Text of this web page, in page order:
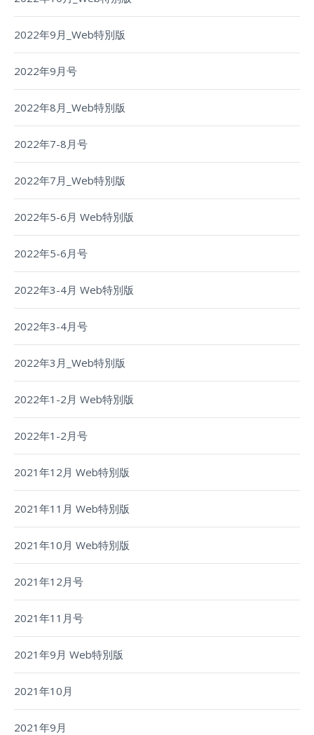
2022年9月_Web特別版
2022年9月号
2022年8月_Web特別版
2022年7-8月号
2022年7月_Web特別版
2022年5-6月 Web特別版
2022年5-6月号
2022年3-4月 Web特別版
2022年3-4月号
2022年3月_Web特別版
2022年1-2月 Web特別版
2022年1-2月号
2021年12月 Web特別版
2021年11月 Web特別版
2021年10月 Web特別版
2021年12月号
2021年11月号
2021年9月 Web特別版
2021年10月
2021年9月